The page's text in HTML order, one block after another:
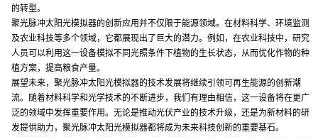
的转型。
聚光脉冲太阳光模拟器的创新应用并不仅限于能源领域。在材料科学、环境监测
及农业科技等多个领域，它都展现出了巨大的潜力。例如，在农业科技中，研究
人员可以利用这一设备模拟不同光照条件下植物的生长状态，从而优化作物的种
植方案，提高粮食产量。
展望未来，聚光脉冲太阳光模拟器的技术发展将继续引领可再生能源的创新潮
流。随着材料科学和光学技术的不断进步，我们有理由相信，这一设备将在更广
泛的领域中发挥重要作用。无论是推动光伏产业的技术升级，还是为新材料的研
发提供助力，聚光脉冲太阳光模拟器都将成为未来科技创新的重要基石。